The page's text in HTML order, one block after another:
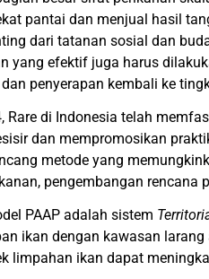
pantai dan menjual hasil
dari tatanan sosial dan
yang efektif juga harus
penyerapan kembali ke
Rare di Indonesia telah
dan mempromosikan
metode yang
pengembangan rencana
PAAP adalah sistem
ikan dengan kawasan
limpahan ikan dapat